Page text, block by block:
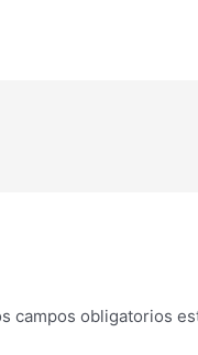
campos obligatorios